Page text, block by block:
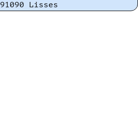
91090 Lisses